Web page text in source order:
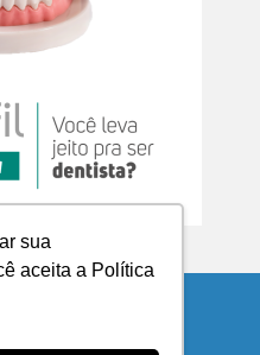
sua
aceita a Política